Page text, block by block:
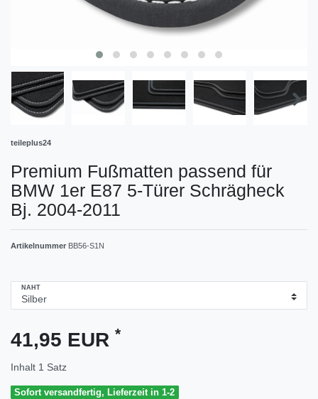
teileplus24
Premium Fußmatten passend für
BMW 1er E87 5-Türer Schrägheck
Bj. 2004-2011
Artikelnummer BB56-S1N
NAHT
41,95 EUR *
Inhalt 1 Satz
Sofort versandfertig, Lieferzeit in 1-2